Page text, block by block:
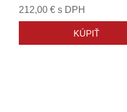
212,00 € s DPH